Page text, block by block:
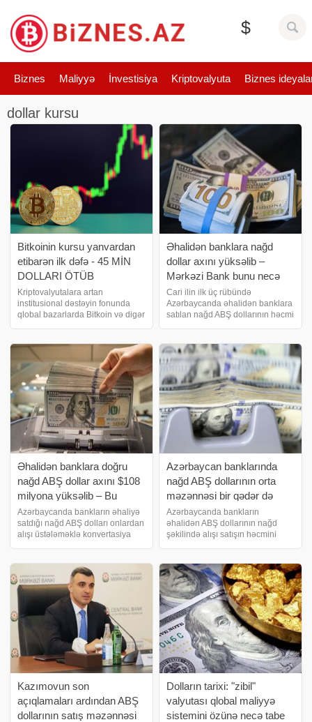
$
Biznes Maliyyə İnvestisiya Kriptovalyuta Biznes
dollar kursu
Bitkoinin kursu yanvardan
etibarən ilk dəfə - 45 MİN
DOLLARI ÖTÜB
Kriptovalyutalara artan
institusional dəstəyin fonunda
qlobal bazarlarda Bitkoin və digər
bax: Azərbaycanda A4 kağızlar
kəskin bahalaşıb - QITLİQ
YARANA BİLƏR. xəbər veri
Əhalidən banklara nağd
dollar axını yüksəlib –
Mərkəzi Bank bunu necə
qiymətləndirir?
Cari ilin ilk üç rübündə
Azərbaycanda əhalidən banklara
satılan nağd ABŞ dollarının həcmi
dollara yüksəlib. Halbuki, əvvəlki
ilin eyni dövründə istiqamət 708.
Əhalidən banklara doğru
nağd ABŞ dollar axını $108
milyona yüksəlib – Bu
məzənnəni endirib
Azərbaycanda bankların əhaliyə
satdığı nağd ABŞ dolları onlardan
alışı üstələməklə konvertasiya
Mərkəzi Bankına istinadən xəbər
verir ki, cari ilin ilk səkkiz ayınd
Azərbaycan banklarında
nağd ABŞ dollarının orta
məzənnəsi bir qədər də
düşüb
Azərbaycanda bankların
əhalidən ABŞ dollarının nağd
şəkilində alışı satışın həcmini
1.7 dollar-manat səviyyəsindən
aşağıda qalmasına səbəb olub.
Azərbaycan Mərkəz
Kazımovun son
açıqlamaları ardından ABŞ
dollarının satış məzənnəsi
Dolların tarixi: "zibil"
valyutası qlobal maliyyə
sistemini özünə necə tabe